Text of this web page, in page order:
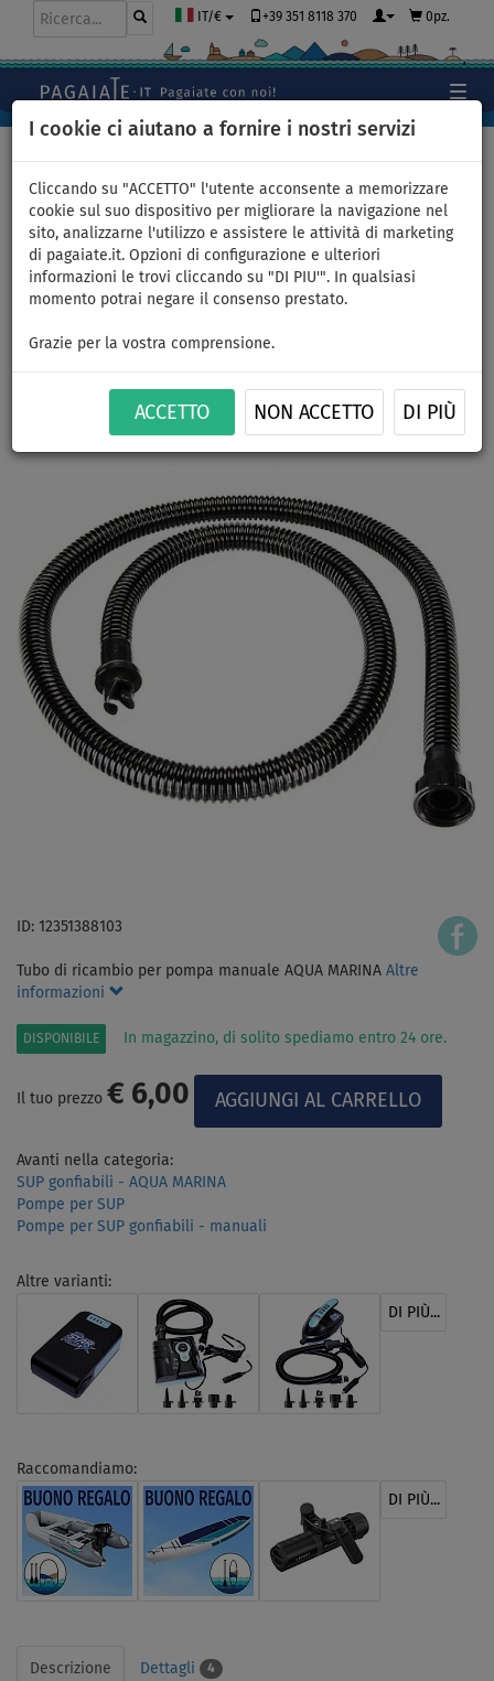
I cookie ci aiutano a fornire i nostri servizi
Cliccando su "ACCETTO" l'utente acconsente a memorizzare
cookie sul suo dispositivo per migliorare la navigazione nel
sito, analizzarne l'utilizzo e assistere le attività di marketing
di pagaiate.it. Opzioni di configurazione e ulteriori
informazioni le trovi cliccando su "DI PIU'". In qualsiasi
momento potrai negare il consenso prestato.
Grazie per la vostra comprensione.
ACCETTO NON ACCETTO DI PIÙ
IT/€ +39 351 8118 370 0pz.
Tubo AQUA MARINA per
pompa a doppio effetto per
SUP gonfiabili
ID: 12351388103
Tubo di ricambio per pompa manuale AQUA MARINA Altre
informazioni
DISPONIBILE In magazzino, di solito spediamo entro 24 ore.
Il tuo prezzo € 6,00
Avanti nella categoria:
SUP gonfiabili - AQUA MARINA
Pompe per SUP
Pompe per SUP gonfiabili - manuali
Altre varianti:
DI PIÙ...
Raccomandiamo:
DI PIÙ...
Descrizione Dettagli 4